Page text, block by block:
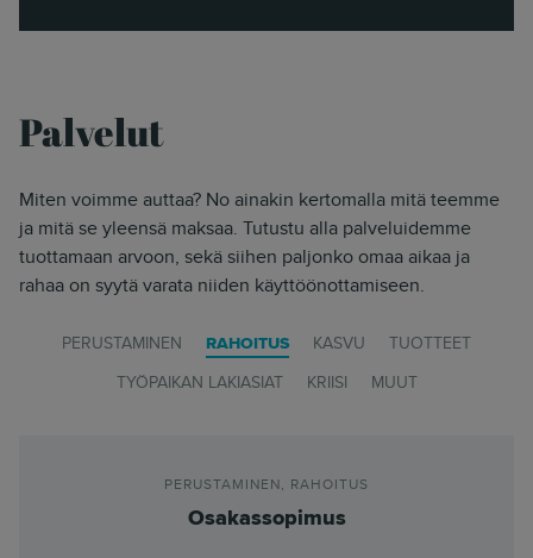
Palvelut
Miten voimme auttaa? No ainakin kertomalla mitä teemme
ja mitä se yleensä maksaa. Tutustu alla palveluidemme
tuottamaan arvoon, sekä siihen paljonko omaa aikaa ja
rahaa on syytä varata niiden käyttöönottamiseen.
PERUSTAMINEN RAHOITUS KASVU
TUOTTEET
TYÖPAIKAN LAKIASIAT
KRIISI MUUT
PERUSTAMINEN, RAHOITUS
Osakassopimus